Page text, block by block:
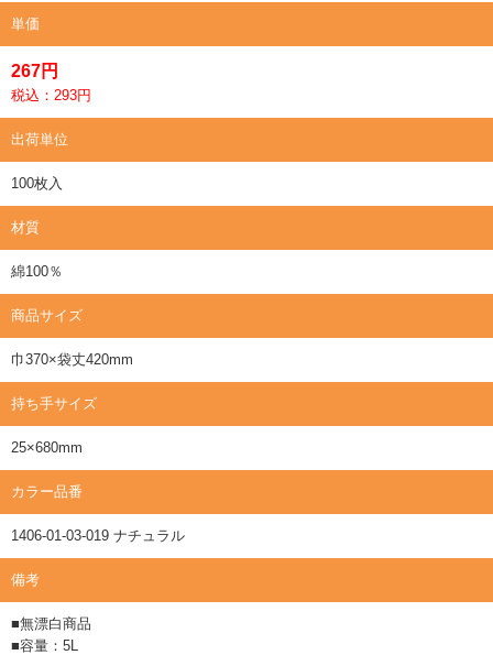
単価
267円
税込：293円
出荷単位
100枚入
材質
綿100％
商品サイズ
巾370×袋丈420mm
持ち手サイズ
25×680mm
カラー品番
1406-01-03-019 ナチュラル
備考
■無漂白商品
■容量：5L